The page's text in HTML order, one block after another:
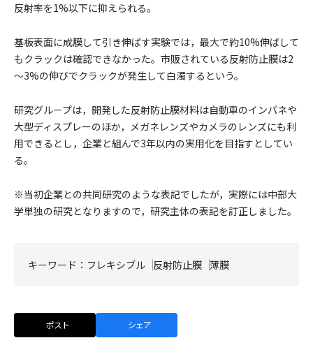
反射率を1%以下に抑えられる。
基板表面に成膜して引き伸ばす実験では，最大で約10%伸ばして
もクラックは確認できなかった。市販されている反射防止膜は2
～3%の伸びでクラックが発生して白濁するという。
研究グループは，開発した反射防止膜材料は自動車のインパネや
大型ディスプレーのほか，メガネレンズやカメラのレンズにも利
用できるとし，企業と組んで3年以内の実用化を目指すとしてい
る。
※当初企業との共同研究のような表記でしたが，実際には中部大
学単独の研究となりますので，研究主体の表記を訂正しました。
キーワード： フレキシブル 反射防止膜 薄膜
ポスト シェア